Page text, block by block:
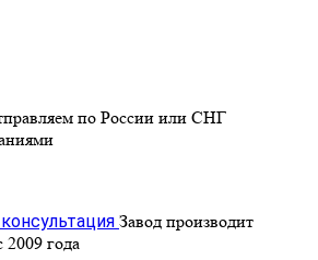
по России или СНГ
Завод производит
2009 года